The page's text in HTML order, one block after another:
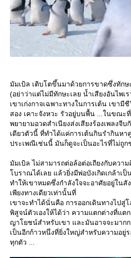
มัมเบิล เติบโตขึ้นมาด้วยการขาดซึ่งทักษ
(อย่าว่าแต่ไม่มีทักษะเลย น้ำเสียงอันไพเ
เขาเก่งกาจเฉพาะทางในการเต้น เขามี
สอง เคาะจังหวะ รัวอยู่บนพื้น ...ในขณะ
พยายามอวดสำเนียงส่งเสียงร้องเพลงจี
เดียวตัวนี้ ที่ทำได้แค่การเต้นกินรำกินหา
ประเพณีเช่นนี้ มันก็ดูจะเป็นอะไรที่ไม่ถูก
มัมเบิล ไม่สามารถต่อล้อต่อเถียงกับควา
บราณได้เลย แล้วยิ่งมีพ่อบังเกิดเกล้าเป็
ทำให้เขาหมดซึ่งกำลังใจจะอาศัยอยู่ในสั
เพียงทางเดียวเท่านั้นที่
เขาจะทำได้นั่นคือ การออกเดินทางไปสู่
พิสูจน์ตัวเองให้ได้ว่า ความแตกต่างที่แต
ญาโยชน์สำหรับเขา และมันอาจจะมากก
เป็นอีกก้าวหนึ่งที่ยิ่งใหญ่สำหรับความอยู่
ทุกตัว ...